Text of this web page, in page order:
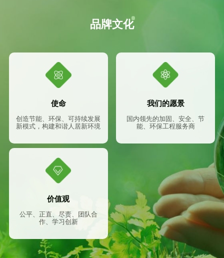
品牌文化
使命
创造节能、环保、可持续发展
新模式，构建和谐人居新环境
我们的愿景
国内领先的加固、安全、节
能、环保工程服务商
价值观
公平、正直、尽责、团队合
作、学习创新